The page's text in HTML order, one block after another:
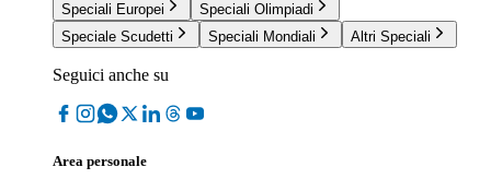
Speciali Europei
Speciali Olimpiadi
Speciale Scudetti
Speciali Mondiali Altri Speciali
Seguici anche su
Area personale